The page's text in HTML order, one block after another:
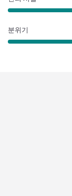
분위기